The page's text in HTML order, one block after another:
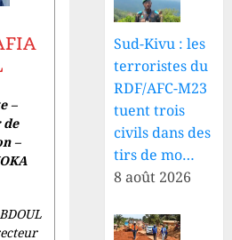
–
–
Sud-Kivu : les
terroristes du
RDF/AFC-M23
tuent trois
civils dans des
tirs de mo…
8 août 2026